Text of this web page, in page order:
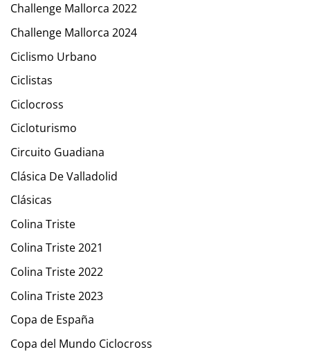
Challenge Mallorca 2022
Challenge Mallorca 2024
Ciclismo Urbano
Ciclistas
Ciclocross
Cicloturismo
Circuito Guadiana
Clásica De Valladolid
Clásicas
Colina Triste
Colina Triste 2021
Colina Triste 2022
Colina Triste 2023
Copa de España
Copa del Mundo Ciclocross